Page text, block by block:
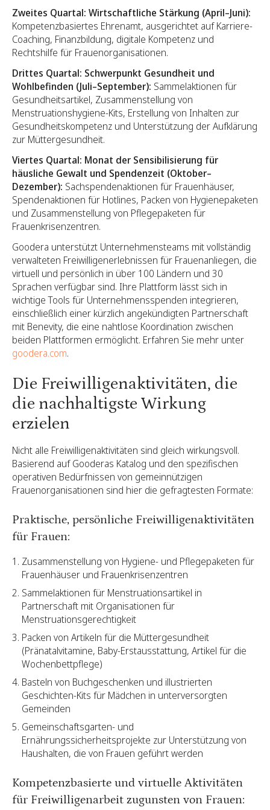
Zweites Quartal: Wirtschaftliche Stärkung (April–Juni):
Kompetenzbasiertes Ehrenamt, ausgerichtet auf Karriere-
Coaching, Finanzbildung, digitale Kompetenz und
Rechtshilfe für Frauenorganisationen.
Drittes Quartal: Schwerpunkt Gesundheit und
Wohlbefinden (Juli–September): Sammelaktionen für
Gesundheitsartikel, Zusammenstellung von
Menstruationshygiene-Kits, Erstellung von Inhalten zur
Gesundheitskompetenz und Unterstützung der Aufklärung
zur Müttergesundheit.
Viertes Quartal: Monat der Sensibilisierung für
häusliche Gewalt und Spendenzeit (Oktober–
Dezember): Sachspendenaktionen für Frauenhäuser,
Spendenaktionen für Hotlines, Packen von Hygienepaketen
und Zusammenstellung von Pflegepaketen für
Frauenkrisenzentren.
Goodera unterstützt Unternehmensteams mit vollständig
verwalteten Freiwilligenerlebnissen für Frauenanliegen, die
virtuell und persönlich in über 100 Ländern und 30
Sprachen verfügbar sind. Ihre Plattform lässt sich in
wichtige Tools für Unternehmensspenden integrieren,
einschließlich einer kürzlich angekündigten Partnerschaft
mit Benevity, die eine nahtlose Koordination zwischen
beiden Plattformen ermöglicht. Erfahren Sie mehr unter
goodera.com.
Die Freiwilligenaktivitäten, die
die nachhaltigste Wirkung
erzielen
Nicht alle Freiwilligenaktivitäten sind gleich wirkungsvoll.
Basierend auf Gooderas Katalog und den spezifischen
operativen Bedürfnissen von gemeinnützigen
Frauenorganisationen sind hier die gefragtesten Formate:
Praktische, persönliche Freiwilligenaktivitäten
für Frauen:
Zusammenstellung von Hygiene- und Pflegepaketen für
Frauenhäuser und Frauenkrisenzentren
Sammelaktionen für Menstruationsartikel in
Partnerschaft mit Organisationen für
Menstruationsgerechtigkeit
Packen von Artikeln für die Müttergesundheit
(Pränatalvitamine, Baby-Erstausstattung, Artikel für die
Wochenbettpflege)
Basteln von Buchgeschenken und illustrierten
Geschichten-Kits für Mädchen in unterversorgten
Gemeinden
Gemeinschaftsgarten- und
Ernährungssicherheitsprojekte zur Unterstützung von
Haushalten, die von Frauen geführt werden
Kompetenzbasierte und virtuelle Aktivitäten
für Freiwilligenarbeit zugunsten von Frauen: